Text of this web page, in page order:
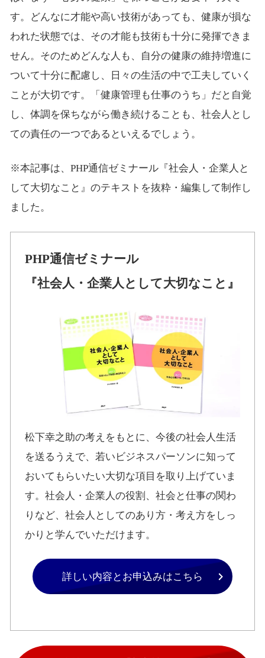
す。どんなに才能や高い技術があっても、健康が損な
われた状態では、その才能も技術も十分に発揮できま
せん。そのためどんな人も、自分の健康の維持増進に
ついて十分に配慮し、日々の生活の中で工夫していく
ことが大切です。「健康管理も仕事のうち」だと自覚
し、体調を保ちながら働き続けることも、社会人とし
ての責任の一つであるといえるでしょう。
※本記事は、PHP通信ゼミナール『社会人・企業人と
して大切なこと』のテキストを抜粋・編集して制作し
ました。
PHP通信ゼミナール
『社会人・企業人として大切なこと』
松下幸之助の考えをもとに、今後の社会人生活
を送るうえで、若いビジネスパーソンに知って
おいてもらいたい大切な項目を取り上げていま
す。社会人・企業人の役割、社会と仕事の関わ
りなど、社会人としてのあり方・考え方をしっ
かりと学んでいただけます。
詳しい内容とお申込みはこちら